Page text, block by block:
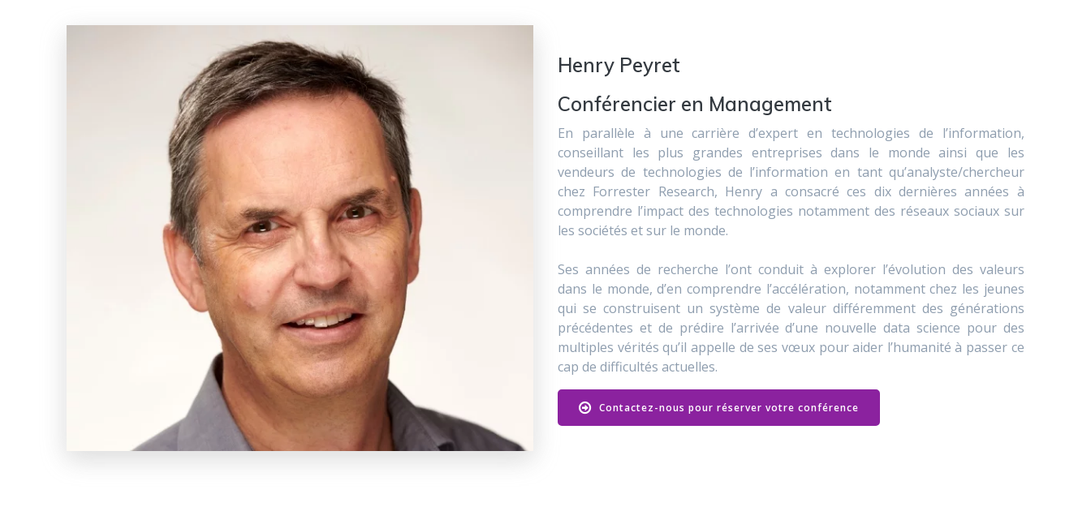
Henry Peyret
Conférencier en Management
En parallèle à une carrière d’expert en technologies de l’information,
conseillant les plus grandes entreprises dans le monde ainsi que les
vendeurs de technologies de l’information en tant qu’analyste/chercheur
chez Forrester Research, Henry a consacré ces dix dernières années à
comprendre l’impact des technologies notamment des réseaux sociaux sur
les sociétés et sur le monde.
Ses années de recherche l’ont conduit à explorer l’évolution des valeurs
dans le monde, d’en comprendre l’accélération, notamment chez les jeunes
qui se construisent un système de valeur différemment des générations
précédentes et de prédire l’arrivée d’une nouvelle data science pour des
multiples vérités qu’il appelle de ses vœux pour aider l’humanité à passer ce
cap de difficultés actuelles.
Contactez-nous pour réserver votre conférence